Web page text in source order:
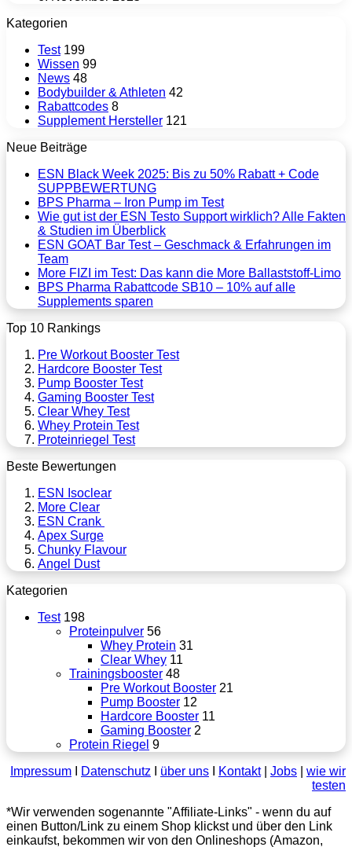
Kategorien
Test 199
Wissen 99
News 48
Bodybuilder & Athleten 42
Rabattcodes 8
Supplement Hersteller 121
Neue Beiträge
ESN Black Week 2025: Bis zu 50% Rabatt + Code
SUPPBEWERTUNG
BPS Pharma – Iron Pump im Test
Wie gut ist der ESN Testo Support wirklich? Alle Fakten
& Studien im Überblick
ESN GOAT Bar Test – Geschmack & Erfahrungen im
Team
More FIZI im Test: Das kann die More Ballaststoff-Limo
BPS Pharma Rabattcode SB10 – 10% auf alle
Supplements sparen
Top 10 Rankings
Pre Workout Booster Test
Hardcore Booster Test
Pump Booster Test
Gaming Booster Test
Clear Whey Test
Whey Protein Test
Proteinriegel Test
Beste Bewertungen
ESN Isoclear
More Clear
ESN Crank
Apex Surge
Chunky Flavour
Angel Dust
Kategorien
Test 198
Proteinpulver 56
Whey Protein 31
Clear Whey 11
Trainingsbooster 48
Pre Workout Booster 21
Pump Booster 12
Hardcore Booster 11
Gaming Booster 2
Protein Riegel 9
Impressum
Datenschutz über uns Kontakt| Jobs
wie wir
testen
*Wir verwenden sogenannte "Affiliate-Links" - wenn du auf
einen Button/Link zu einem Shop klickst und über den Link
einkaufst, bekommen wir von den Onlineshops (Amazon,